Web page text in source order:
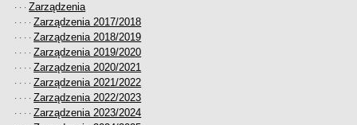
· · ·Zarządzenia
· · · ·Zarządzenia 2017/2018
· · · ·Zarządzenia 2018/2019
· · · ·Zarządzenia 2019/2020
· · · ·Zarządzenia 2020/2021
· · · ·Zarządzenia 2021/2022
· · · ·Zarządzenia 2022/2023
· · · ·Zarządzenia 2023/2024